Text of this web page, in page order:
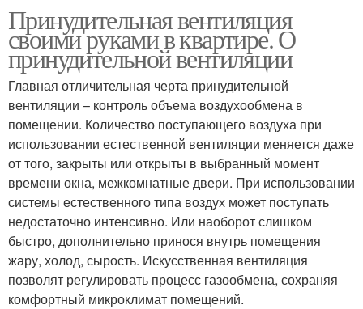
Принудительная вентиляция
своими руками в квартире. О
принудительной вентиляции
Главная отличительная черта принудительной
вентиляции – контроль объема воздухообмена в
помещении. Количество поступающего воздуха при
использовании естественной вентиляции меняется даже
от того, закрыты или открыты в выбранный момент
времени окна, межкомнатные двери. При использовании
системы естественного типа воздух может поступать
недостаточно интенсивно. Или наоборот слишком
быстро, дополнительно принося внутрь помещения
жару, холод, сырость. Искусственная вентиляция
позволят регулировать процесс газообмена, сохраняя
комфортный микроклимат помещений.